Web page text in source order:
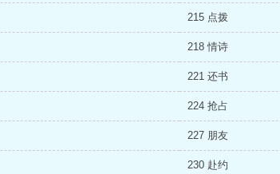
215 点拨
218 情诗
221 还书
224 抢占
227 朋友
230 赴约